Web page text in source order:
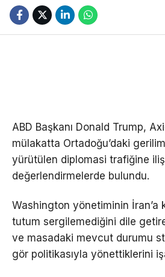
ABD Başkanı Donald Trump,
mülakatta Ortadoğu’daki
yürütülen diplomasi trafiğine
değerlendirmelerde bulundu.
Washington yönetiminin İran’a
tutum sergilemediğini dile
ve masadaki mevcut durumu
gör politikasıyla yönettiklerini